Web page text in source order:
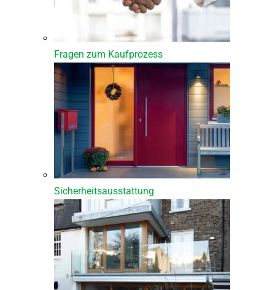
Fragen zum Kaufprozess
Sicherheitsausstattung